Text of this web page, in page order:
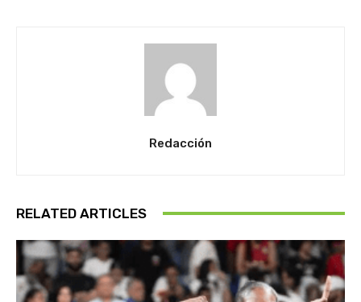
Redacción
RELATED ARTICLES